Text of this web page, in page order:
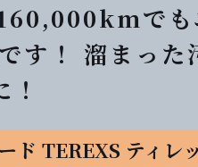
でも
す！ 溜まっ
ド TEREXS ティ